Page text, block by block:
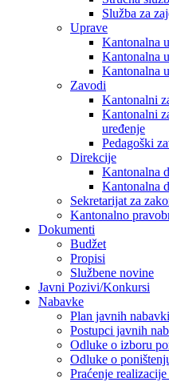
Služba za
Uprave
Kantonalna
Kantonalna
Kantonalna
Zavodi
Kantonalni
Kantonalni
uređenje
Pedagoški
Direkcije
Kantonalna
Kantonalna
Sekretarijat za
Kantonalno
Dokumenti
Budžet
Propisi
Službene novine
Javni Pozivi/Konkursi
Nabavke
Plan javnih nabavki
Postupci javnih
Odluke o izboru
Odluke o
Praćenje